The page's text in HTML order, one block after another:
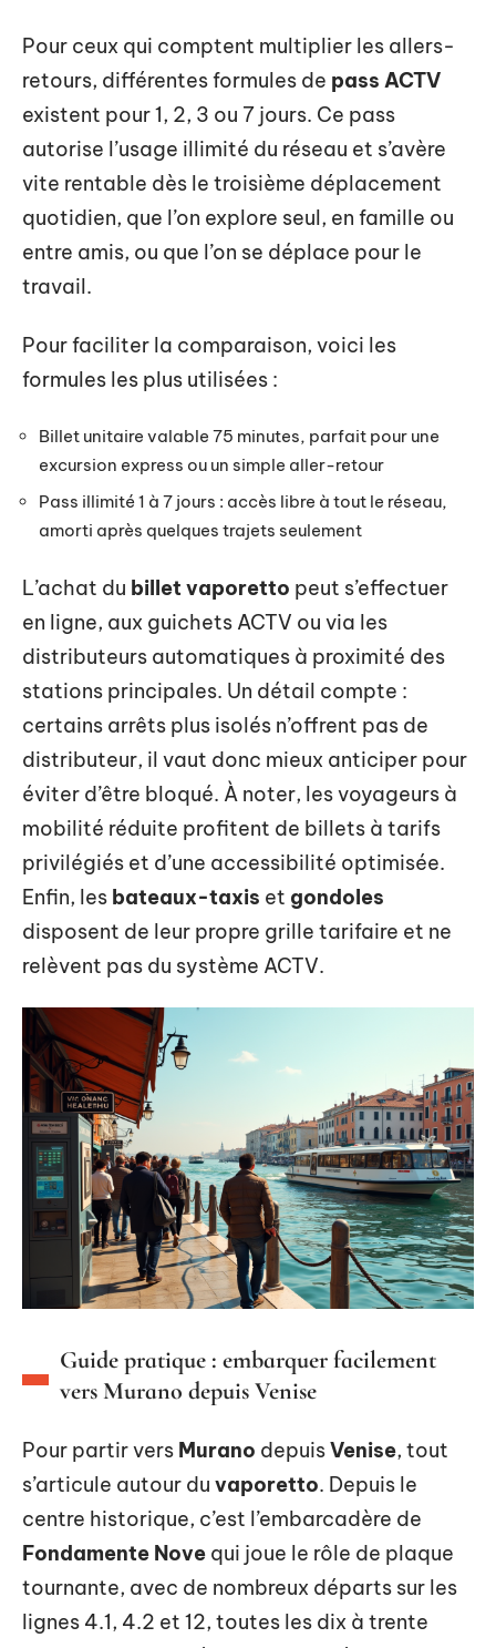
Pour ceux qui comptent multiplier les allers-
retours, différentes formules de pass ACTV
existent pour 1, 2, 3 ou 7 jours. Ce pass
autorise l’usage illimité du réseau et s’avère
vite rentable dès le troisième déplacement
quotidien, que l’on explore seul, en famille ou
entre amis, ou que l’on se déplace pour le
travail.
Pour faciliter la comparaison, voici les
formules les plus utilisées :
Billet unitaire valable 75 minutes, parfait pour une
excursion express ou un simple aller-retour
Pass illimité 1 à 7 jours : accès libre à tout le réseau,
amorti après quelques trajets seulement
L’achat du billet vaporetto peut s’effectuer
en ligne, aux guichets ACTV ou via les
distributeurs automatiques à proximité des
stations principales. Un détail compte :
certains arrêts plus isolés n’offrent pas de
distributeur, il vaut donc mieux anticiper pour
éviter d’être bloqué. À noter, les voyageurs à
mobilité réduite profitent de billets à tarifs
privilégiés et d’une accessibilité optimisée.
Enfin, les bateaux-taxis et gondoles
disposent de leur propre grille tarifaire et ne
relèvent pas du système ACTV.
Guide pratique : embarquer facilement
vers Murano depuis Venise
Pour partir vers Murano depuisVenise, tout
s’articule autour du vaporetto. Depuis le
centre historique, c’est l’embarcadère de
Fondamente Nove qui joue le rôle de plaque
tournante, avec de nombreux départs sur les
lignes 4.1, 4.2 et 12, toutes les dix à trente